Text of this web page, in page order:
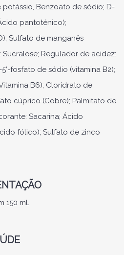
Benzoato de sódio; D-
pantoténico);
Sulfato de manganês
Sucralose; Regulador de acidez:
fosfato de sódio (vitamina B2);
B6); Cloridrato de
cúprico (Cobre); Palmitato de
Sacarina; Ácido
fólico); Sulfato de zinco
150 ml.